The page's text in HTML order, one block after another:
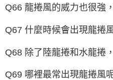
Q66 龍捲風的威力也很強
Q67 什麼時候會出現龍捲
Q68 除了陸龍捲和水龍捲
Q69 哪裡最常出現龍捲風